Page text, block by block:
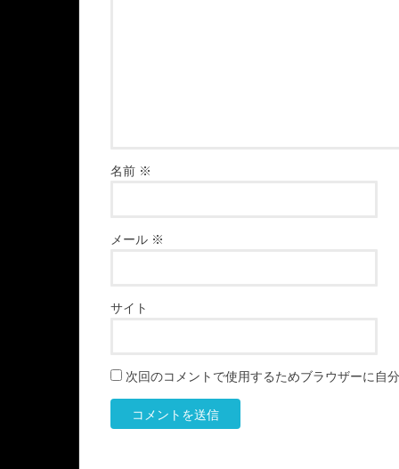
名前 ※
メール ※
サイト
次回のコメントで使用するためブラウザーに自